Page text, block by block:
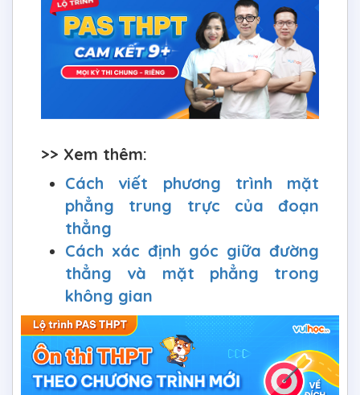
>> Xem thêm:
Cách viết phương trình mặt
phẳng trung trực của đoạn
thẳng
Cách xác định góc giữa đường
thẳng và mặt phẳng trong
không gian